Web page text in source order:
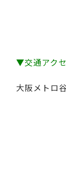
▼交通アク
大阪メトロ